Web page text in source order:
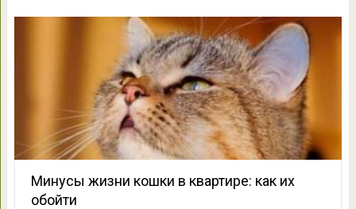
Минусы жизни кошки в квартире: как их
обойти